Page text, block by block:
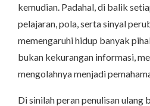
kemudian. Padahal, di balik
pelajaran, pola, serta sinyal
memengaruhi hidup banyak
bukan kekurangan informasi,
mengolahnya menjadi
Di sinilah peran penulisan ulang